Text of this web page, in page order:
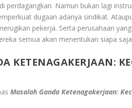
perdagangkan. Namun bukan lagi
dugaan adanya sindikat.
pekerja. Serta perusahaan
semua akan menentukan siapa
KETENAGAKERJAAN:
Masalah Ganda Ketenagakerjaan: